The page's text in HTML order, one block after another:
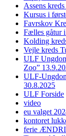
Assens
Kursus i
Favrskov
Fælles gåtur
Kolding
Vejle kreds
ULF
Zoo”
ULF-
30.8.2025
ULF Forside
video
eu valget
kontoret
ferie